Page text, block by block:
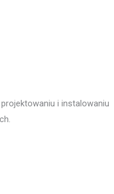
i instalowaniu